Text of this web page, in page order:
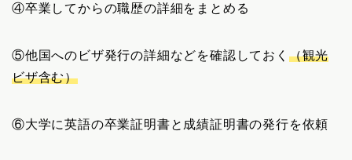
④卒業してからの職歴の詳細をまとめる
⑤他国へのビザ発行の詳細などを確認しておく （観光
ビザ含む）
⑥大学に英語の卒業証明書と成績証明書の発行を依頼